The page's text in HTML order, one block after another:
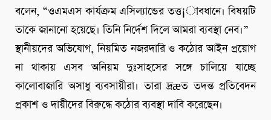
বলেন, “ওএমএস কার্যক্রম এসিল্যান্ডের তত্ত¡াবধানে। বিষয়টি
তাকে জানানো হয়েছে। তিনি নির্দেশ দিলে আমরা ব্যবস্থা নেব।”
স্থানীয়দের অভিযোগ, নিয়মিত নজরদারি ও কঠোর আইন প্রয়োগ
না থাকায় এসব অনিয়ম দুঃসাহসের সঙ্গে চালিয়ে যাচ্ছে
কালোবাজারি অসাধু ব্যবসায়ীরা। তারা দ্রæত তদন্ত প্রতিবেদন
প্রকাশ ও দায়ীদের বিরুদ্ধে কঠোর ব্যবস্থা দাবি করেছেন।